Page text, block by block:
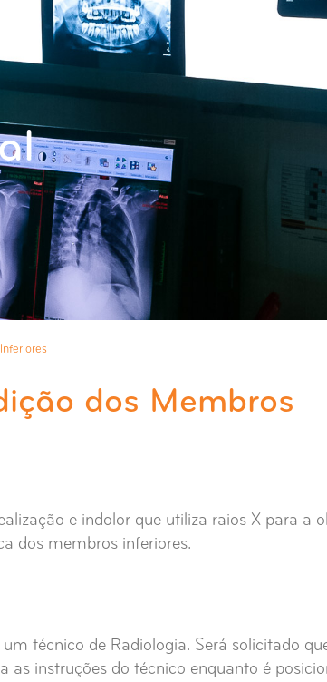
dos Membros
e indolor que utiliza raios X para a
dos membros inferiores.
técnico de Radiologia. Será solicitado
as instruções do técnico enquanto é